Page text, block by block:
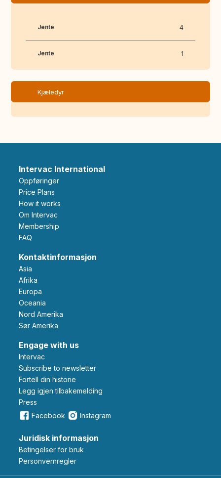
Jente 4
Jente 1
Kjæledyr
Intervac International
Oppføringer
Price Plans
How it works
Om Intervac
Membership
FAQ
Kontaktinformasjon
Asia
Afrika
Europa
Oceania
Nord Amerika
Sør Amerika
Engage with us
Intervac
Subscribe to newsletter
Fortell din historie
Legg igjen tilbakemelding
Press
Facebook
Instagram
Juridisk informasjon
Betingelser for bruk
Personvernregler